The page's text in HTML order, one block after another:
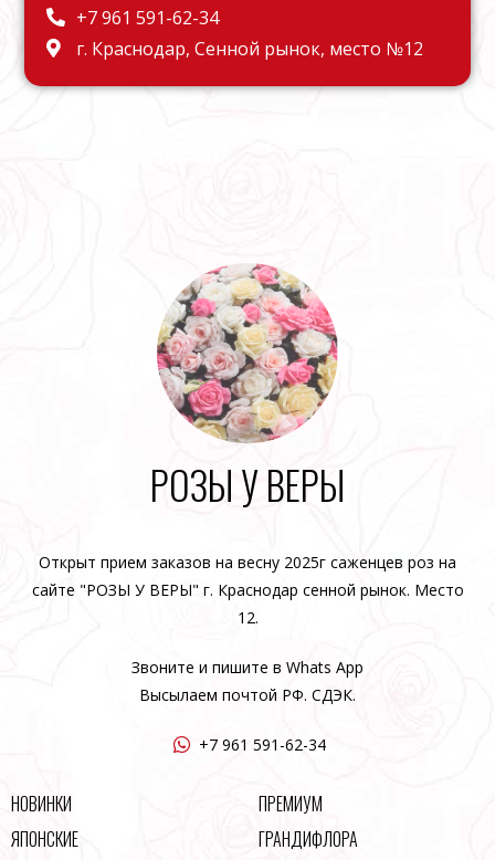
+7 961 591-62-34
г. Краснодар, Сенной рынок, место №12
РОЗЫ У ВЕРЫ
Открыт прием заказов на весну 2025г саженцев роз на
сайте "РОЗЫ У ВЕРЫ" г. Краснодар сенной рынок. Место
12.
Звоните и пишите в Whats App
Высылаем почтой РФ. СДЭК.
+7 961 591-62-34
НОВИНКИ
ЯПОНСКИЕ
ПРЕМИУМ
ГРАНДИФЛОРА